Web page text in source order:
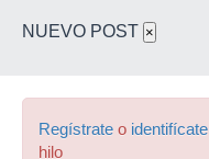
NUEVO POST ×
Regístrate o identifícate
hilo